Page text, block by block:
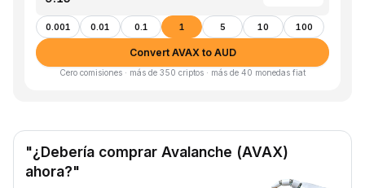
0.001 0.01 0.1 1 5 10 100
Convert AVAX to AUD
Cero comisiones · más de 350 criptos · más de 40 monedas fiat
"¿Debería comprar Avalanche (AVAX)
ahora?"